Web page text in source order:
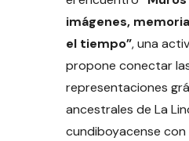
imágenes,
el tiempo”, una
propone conectar
representaciones
ancestrales de La
cundiboyacense con